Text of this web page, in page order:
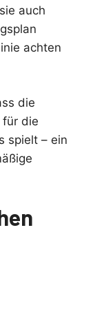
auch
achten
die
für die
spielt – ein